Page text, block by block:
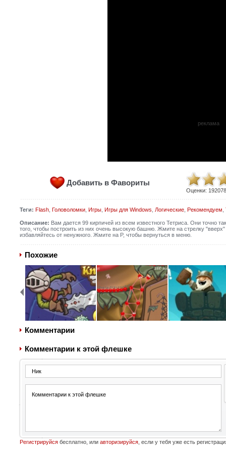
реклама
Добавить в Фавориты
Оценки:
Теги: Flash, Головоломки, Игры, Игры для Windows Логические, Рекомендуем
Описание: Вам дается 99 кирпичей из всем известного Тетриса. Они точно
того, чтобы построить из них очень высокую башню. Жмите на стрелку
избавляйтесь от ненужного. Жмите на P, чтобы вернуться в меню.
Похожие
Комментарии
Комментарии к этой флешке
Регистрируйсябесплатно, или авторизируйся, если у тебя уже есть